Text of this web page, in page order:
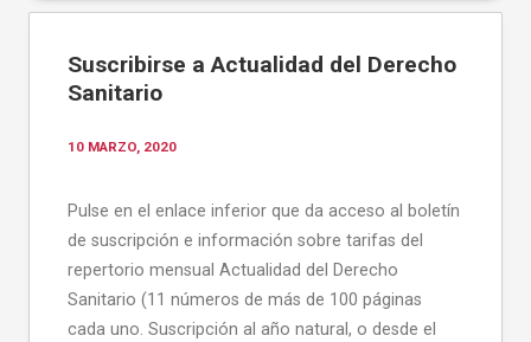
Suscribirse a Actualidad del Derecho
Sanitario
10 MARZO, 2020
Pulse en el enlace inferior que da acceso al boletín
de suscripción e información sobre tarifas del
repertorio mensual Actualidad del Derecho
Sanitario (11 números de más de 100 páginas
cada uno. Suscripción al año natural, o desde el